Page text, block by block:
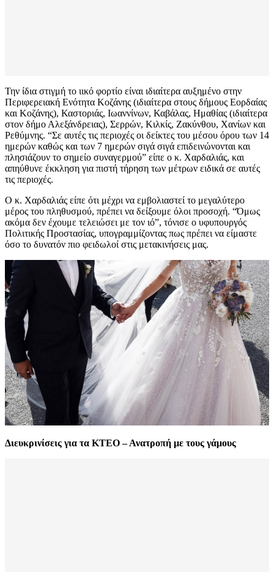
Την ίδια στιγμή το ιικό φορτίο είναι ιδιαίτερα αυξημένο στην
Περιφερειακή Ενότητα Κοζάνης (ιδιαίτερα στους δήμους Εορδαίας
και Κοζάνης), Καστοριάς, Ιωαννίνων, Καβάλας, Ημαθίας (ιδιαίτερα
στον δήμο Αλεξάνδρειας), Σερρών, Κιλκίς, Ζακύνθου, Χανίων και
Ρεθύμνης. “Σε αυτές τις περιοχές οι δείκτες του μέσου όρου των 14
ημερών καθώς και των 7 ημερών σιγά σιγά επιδεινώνονται και
πλησιάζουν το σημείο συναγερμού” είπε ο κ. Χαρδαλιάς, και
απηύθυνε έκκληση για πιστή τήρηση των μέτρων ειδικά σε αυτές
τις περιοχές.
Ο κ. Χαρδαλιάς είπε ότι μέχρι να εμβολιαστεί το μεγαλύτερο
μέρος του πληθυσμού, πρέπει να δείξουμε όλοι προσοχή. “Όμως
ακόμα δεν έχουμε τελειώσει με τον ιό”, τόνισε ο υφυπουργός
Πολιτικής Προστασίας, υπογραμμίζοντας πως πρέπει να είμαστε
όσο το δυνατόν πιο φειδωλοί στις μετακινήσεις μας.
Διευκρινίσεις για τα ΚΤΕΟ – Ανατροπή με τους γάμους